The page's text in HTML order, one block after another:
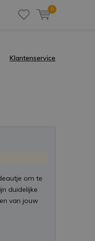
0
Klantenservice
om te
duidelijke
van jouw